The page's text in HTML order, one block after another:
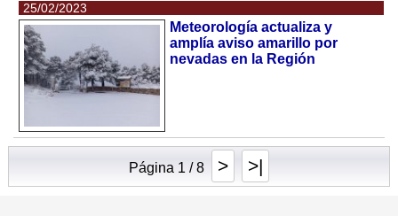
25/02/2023
Meteorología actualiza y
amplía aviso amarillo por
nevadas en la Región
Página 1 / 8 > >|